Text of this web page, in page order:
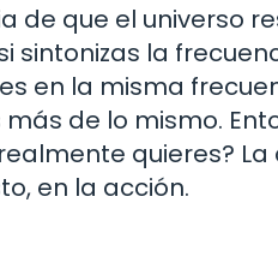
de que el universo
sintonizas la
en la misma
de lo mismo.
quieres? La
en la acción.